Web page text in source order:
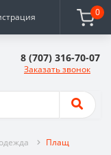
0
8 (707) 316-70-07
Заказать звонок
Плащ